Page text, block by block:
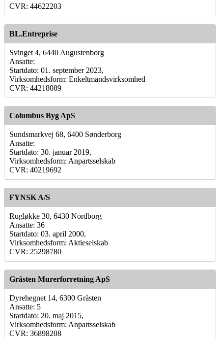
CVR: 44622203
BL.Entreprise
Svinget 4, 6440 Augustenborg
Ansatte:
Startdato: 01. september 2023,
Virksomhedsform: Enkeltmandsvirksomhed
CVR: 44218089
Columbus Byg ApS
Sundsmarkvej 68, 6400 Sønderborg
Ansatte:
Startdato: 30. januar 2019,
Virksomhedsform: Anpartsselskab
CVR: 40219692
FYNSK A/S
Rugløkke 30, 6430 Nordborg
Ansatte: 36
Startdato: 03. april 2000,
Virksomhedsform: Aktieselskab
CVR: 25298780
Gråsten Murerforretning ApS
Dyrehegnet 14, 6300 Gråsten
Ansatte: 5
Startdato: 20. maj 2015,
Virksomhedsform: Anpartsselskab
CVR: 36898208